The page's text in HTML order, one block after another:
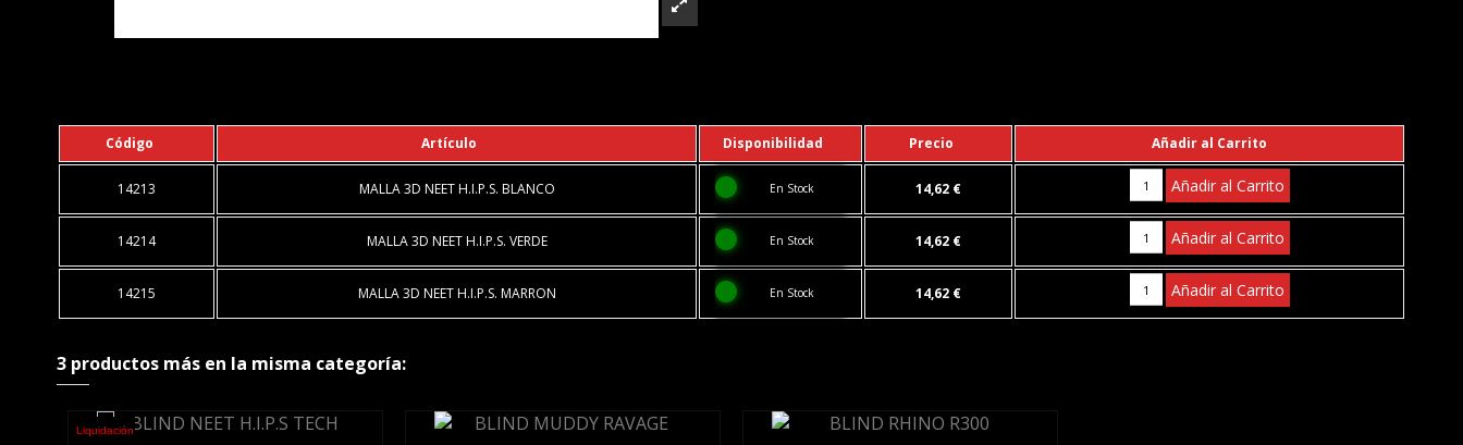
Código Artículo Disponibilidad Precio Añadir al Carrito
14213 MALLA 3D NEET H.I.P.S. BLANCO En Stock 14,62 € Añadir al Carrito
14214 MALLA 3D NEET H.I.P.S. VERDE En Stock 14,62 € Añadir al Carrito
14215 MALLA 3D NEET H.I.P.S. MARRON En Stock 14,62 € Añadir al Carrito
3 productos más en la misma categoría:
Liquidación